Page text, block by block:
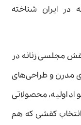
در ایران شناخته
کفش مجلسی زنانه در
مدرن و طراحی‌های
اولیه، محصولاتی
انتخاب کفشی که هم